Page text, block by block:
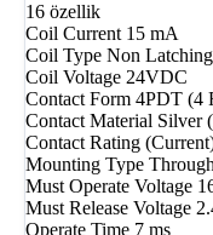
16 özellik
Coil Current 15 mA
Coil Type Non Latching
Coil Voltage 24VDC
Contact Form 4PDT (4
Contact Material Silver
Contact Rating
Mounting Type
Must Operate Voltage
Must Release Voltage
Operate Time 7 ms